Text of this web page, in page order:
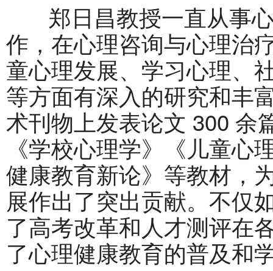
郑日昌教授一直从事心
作，在心理咨询与心理治
童心理发展、学习心理、
等方面有深入的研究和丰
术刊物上发表论文 300 余
《学校心理学》《儿童心
健康教育新论》等教材，
展作出了突出贡献。不仅
了高考改革和人才测评在
了心理健康教育的普及和